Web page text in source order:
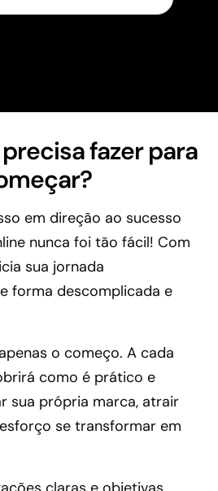
fazer para
em direção ao sucesso
nunca foi tão fácil! Com
sua jornada
forma descomplicada e
o começo. A cada
como é prático e
sua própria marca, atrair
se transformar em